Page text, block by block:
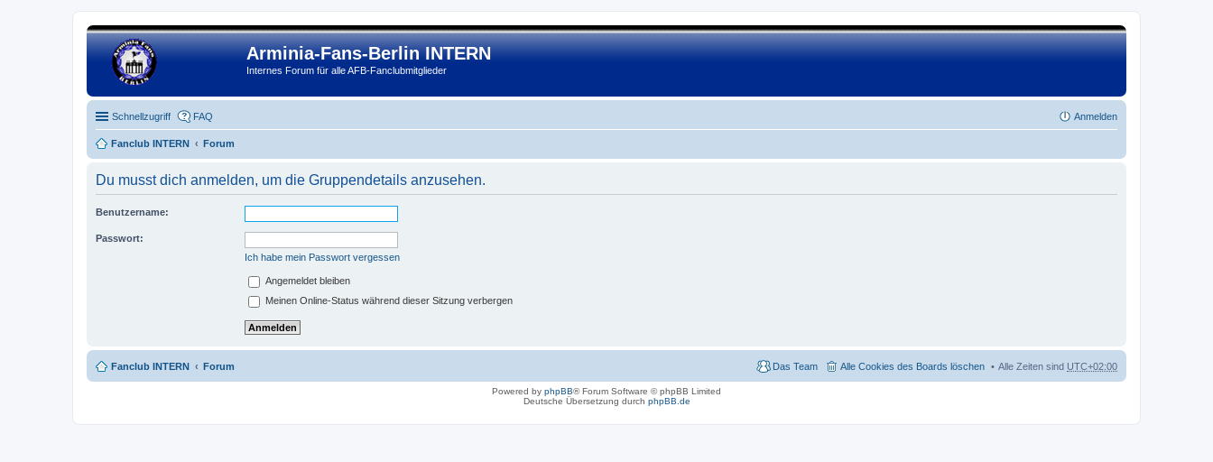
Arminia-Fans-Berlin INTERN
Internes Forum für alle AFB-Fanclubmitglieder
Schnellzugriff FAQ Anmelden
Fanclub INTERN Forum
Du musst dich anmelden, um die Gruppendetails anzusehen.
Benutzername:
Passwort:
Ich habe mein Passwort vergessen
Angemeldet bleiben
Meinen Online-Status während dieser Sitzung verbergen
Fanclub INTERN Forum Alle Zeiten sind UTC+02:00
Alle Cookies des Boards löschen
Das Team
Powered by phpBB® Forum Software © phpBB Limited
Deutsche Übersetzung durch phpBB.de